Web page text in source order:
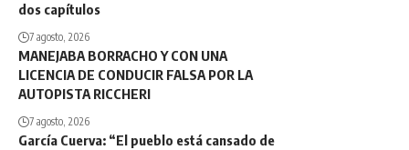
dos capítulos
7 agosto, 2026
MANEJABA BORRACHO Y CON UNA
LICENCIA DE CONDUCIR FALSA POR LA
AUTOPISTA RICCHERI
7 agosto, 2026
García Cuerva: “El pueblo está cansado de